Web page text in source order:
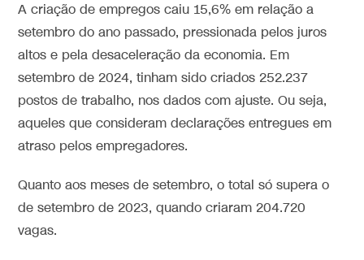
A criação de empregos caiu 15,6% em relação a
setembro do ano passado, pressionada pelos juros
altos e pela desaceleração da economia. Em
setembro de 2024, tinham sido criados 252.237
postos de trabalho, nos dados com ajuste. Ou seja,
aqueles que consideram declarações entregues em
atraso pelos empregadores.
Quanto aos meses de setembro, o total só supera o
de setembro de 2023, quando criaram 204.720
vagas.